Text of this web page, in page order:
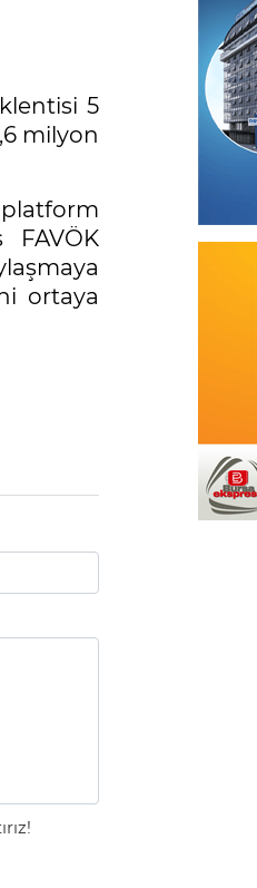
5
milyon
FAVÖK
ortaya